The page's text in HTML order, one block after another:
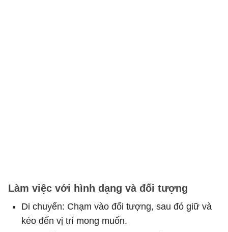
Làm việc với hình dạng và đối tượng
Di chuyển: Chạm vào đối tượng, sau đó giữ và
kéo đến vị trí mong muốn.